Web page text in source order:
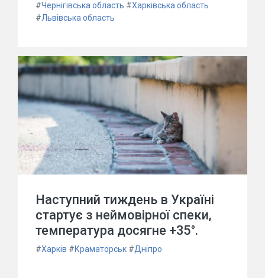
#Чернігівська область #Харківська область
#Львівська область
Наступний тиждень в Україні
стартує з неймовірної спеки,
температура досягне +35°.
#Харків #Краматорськ #Дніпро